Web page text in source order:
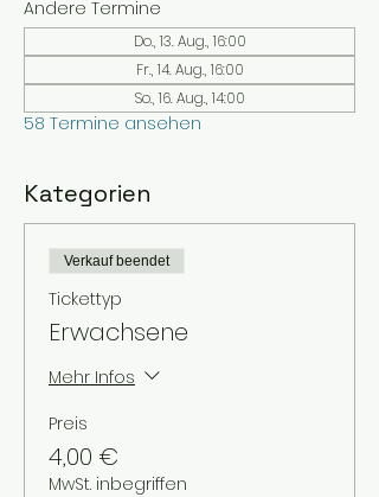
Andere Termine
Do., 13. Aug., 16:00
Fr., 14. Aug., 16:00
So., 16. Aug., 14:00
58 Termine ansehen
Kategorien
Verkauf beendet
Tickettyp
Erwachsene
Mehr Infos
Preis
4,00 €
MwSt. inbegriffen